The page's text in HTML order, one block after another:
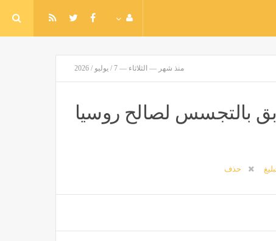
منذ شهر — الثلاثاء — 7 / يوليو / 2026
بالتجسس لصالح روسيا
حذف